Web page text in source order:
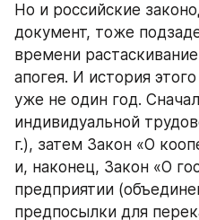
Но и российские
документ, тоже
времени
апогея. И история
уже не один год.
индивидуальной
г.), затем Закон «О
и, наконец, Закон «О
предприятии
предпосылки для